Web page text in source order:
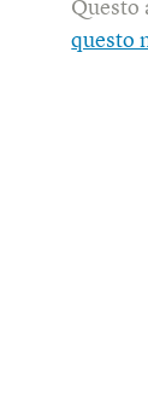
Questo
questo